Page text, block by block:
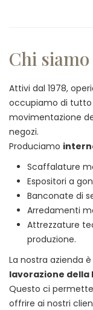
Chi siamo
Attivi dal 1978,
occupiamo di tutto
movimentazione
negozi.
Produciamo
Scaffalature
Espositori a
Banconate di
Arredamenti
Attrezzature
produzione.
La nostra azienda
lavorazione
Questo ci
offrire ai nostri